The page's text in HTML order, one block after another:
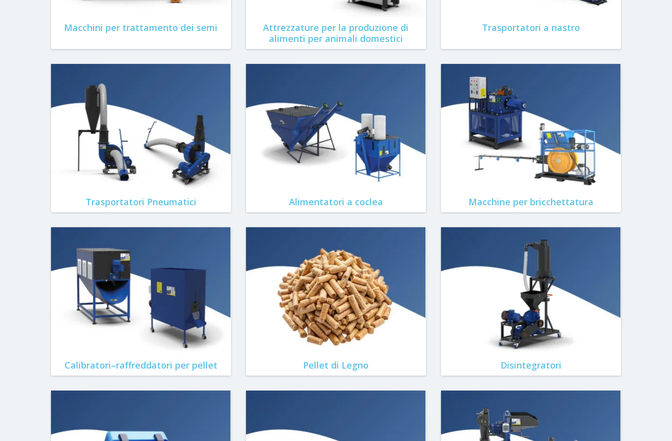
Macchini per trattamento dei semi
Attrezzature per la produzione di
alimenti per animali domestici
Trasportatori a nastro
Trasportatori Pneumatici Alimentatori a coclea Macchine per bricchettatura
Calibratori–raffreddatori per pellet Pellet di Legno Disintegratori